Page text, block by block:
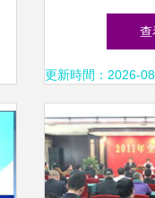
業與創意點
查
更新時間：2026-